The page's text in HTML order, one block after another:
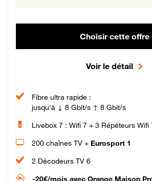
Choisir cette offre
Voir le détail
Fibre ultra rapide :
jusqu'à ↓ 8 Gbit/s ↑ 8 Gbit/s
Livebox 7 : Wifi 7 + 3 Répéteurs Wifi
200 chaînes TV + Eurosport 1
2 Décodeurs TV 6
-20€/mois avec Orange Maison